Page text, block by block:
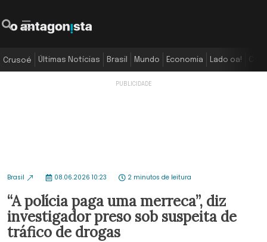
Crusoé Últimas Notícias Brasil Mundo Economia Lado oa!
Brasil 08.06.2026 10:23 2 minutos de leitura
“A polícia paga uma merreca”, diz
investigador preso sob suspeita de
tráfico de drogas